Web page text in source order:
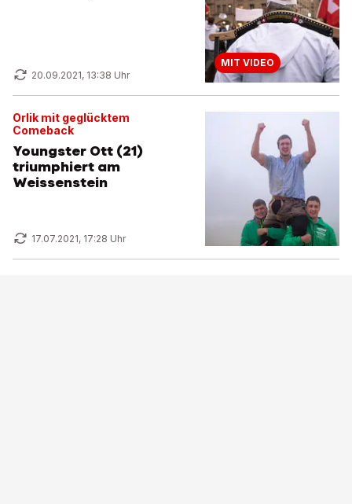
20.09.2021, 13:38 Uhr
MIT VIDEO
Orlik mit geglücktem
Comeback
Youngster Ott (21)
triumphiert am
Weissenstein
17.07.2021, 17:28 Uhr